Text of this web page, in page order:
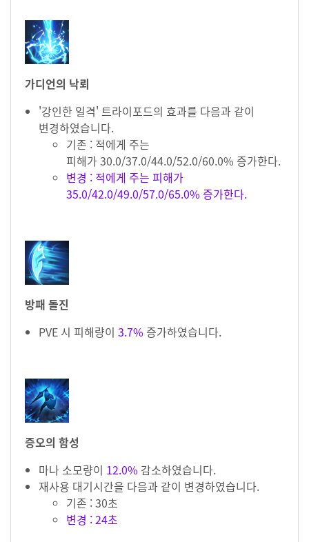
가디언의 낙뢰
'강인한 일격' 트라이포드의 효과를 다음과 같이
변경하였습니다.
기존 : 적에게 주는
피해가 30.0/37.0/44.0/52.0/60.0% 증가한다.
변경 : 적에게 주는 피해가
35.0/42.0/49.0/57.0/65.0% 증가한다.
방패 돌진
PVE 시 피해량이 3.7% 증가하였습니다.
증오의 함성
마나 소모량이 12.0% 감소하였습니다.
재사용 대기시간을 다음과 같이 변경하였습니다.
기존 : 30초
변경 : 24초